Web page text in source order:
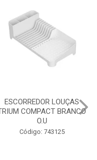
ESCORREDOR LOUÇAS
COMPACT BRANCO
O.U
Código: 743125